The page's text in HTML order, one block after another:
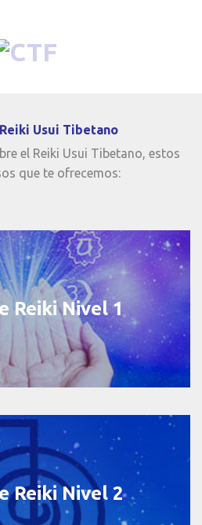
Usui Tibetano
el Reiki Usui Tibetano, estos
que te ofrecemos:
Reiki Nivel 1
Reiki Nivel 2